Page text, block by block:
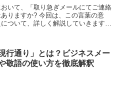
いて、「取り急ぎメールにてご連絡
りますか? 今回は、この言葉の意
ついて、詳しく解説していきます。
現行通り」とは？ビジネスメー
敬語の使い方を徹底解釈